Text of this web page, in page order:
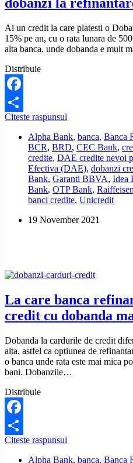
Ai un credit la care platesti o
15% pe an, cu o rata lunara de
alta banca, unde dobanda e mult
Distribuie
Facebook
Share
Citeste raspunsul
bancile
cu
cele
mai
mici
dobanzi
la
unui
Alpha Bank, banca, Banca
BCR, BRD, CEC Bank,
credite, DAE credite nevoi
Efectiva (DAE), dobanzi
Bank, Garanti BBVA, Idea
Bank, OTP Bank,
banci credite, Unicredit
19 November 2021
La care banca
credit cu dobanda
Dobanda la cardurile de credit
alta, astfel ca optiunea de
o banca unde rata este mai mica
bani. Dobanzile…
Distribuie
Facebook
Share
Citeste raspunsul
banca
Alpha Bank, banca, Banca